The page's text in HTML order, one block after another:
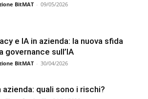
BitMAT - 09/05/2026
e IA in azienda: la nuova sfida
governance sull’IA
BitMAT - 30/04/2026
azienda: quali sono i rischi?